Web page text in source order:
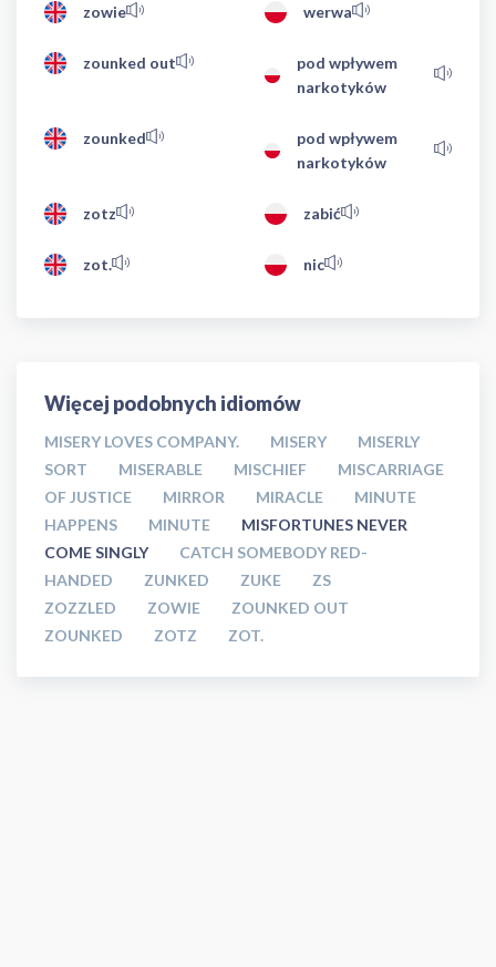
zowie werwa
zounked out
pod wpływem
narkotyków
zounked
pod wpływem
narkotyków
zotz zabić
zot. nic
Więcej podobnych idiomów
MISERY LOVES COMPANY. MISERY
MISERLY
SORT
MISERABLE MISCHIEF
MISCARRIAGE
OF JUSTICE
MIRROR MIRACLE
MINUTE
HAPPENS
MINUTE
MISFORTUNES NEVER
COME SINGLY
CATCH SOMEBODY RED-
HANDED
ZUNKED ZUKE
ZS
ZOZZLED
ZOWIE
ZOUNKED OUT
ZOUNKED
ZOTZ ZOT.